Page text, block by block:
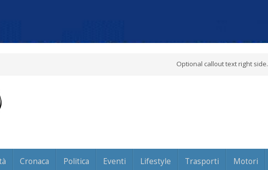
Optional callout text right side.
Cronaca Politica Eventi Lifestyle Trasporti Motori